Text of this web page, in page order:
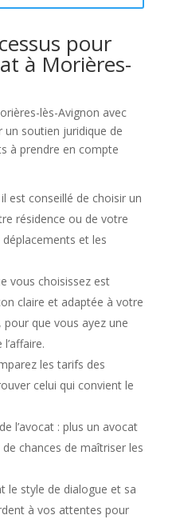
pour
à Morières-
lès-Avignon avec
soutien juridique de
à prendre en compte
est conseillé de choisir un
résidence ou de votre
et les
vous choisissez est
claire et adaptée à votre
que vous ayez une
les tarifs des
celui qui convient le
l’avocat : plus un avocat
de chances de maîtriser les
le style de dialogue et sa
à vos attentes pour